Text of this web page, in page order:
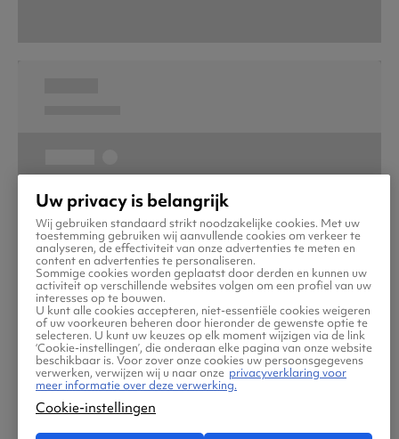
Uw privacy is belangrijk
Wij gebruiken standaard strikt noodzakelijke cookies. Met uw
toestemming gebruiken wij aanvullende cookies om verkeer te
analyseren, de effectiviteit van onze advertenties te meten en
content en advertenties te personaliseren.
Sommige cookies worden geplaatst door derden en kunnen uw
activiteit op verschillende websites volgen om een profiel van uw
interesses op te bouwen.
U kunt alle cookies accepteren, niet-essentiële cookies weigeren
of uw voorkeuren beheren door hieronder de gewenste optie te
selecteren. U kunt uw keuzes op elk moment wijzigen via de link
‘Cookie-instellingen’, die onderaan elke pagina van onze website
beschikbaar is. Voor zover onze cookies uw persoonsgegevens
verwerken, verwijzen wij u naar onze privacyverklaring voor
meer informatie over deze verwerking.
Cookie-instellingen